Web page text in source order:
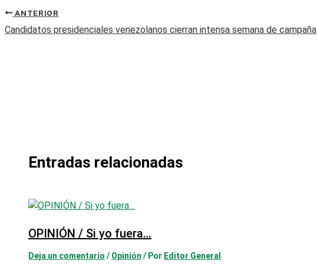
ANTERIOR
Candidatos presidenciales venezolanos cierran intensa semana de campaña
Entradas relacionadas
OPINIÓN / Si yo fuera…
Deja un comentario / Opinión / Por Editor General